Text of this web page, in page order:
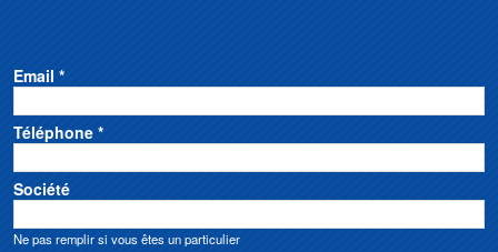
Email *
Téléphone *
Société
Ne pas remplir si vous êtes un particulier